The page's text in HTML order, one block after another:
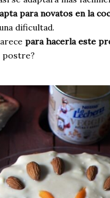
apta para novatos en la
dificultad.
para hacerla este